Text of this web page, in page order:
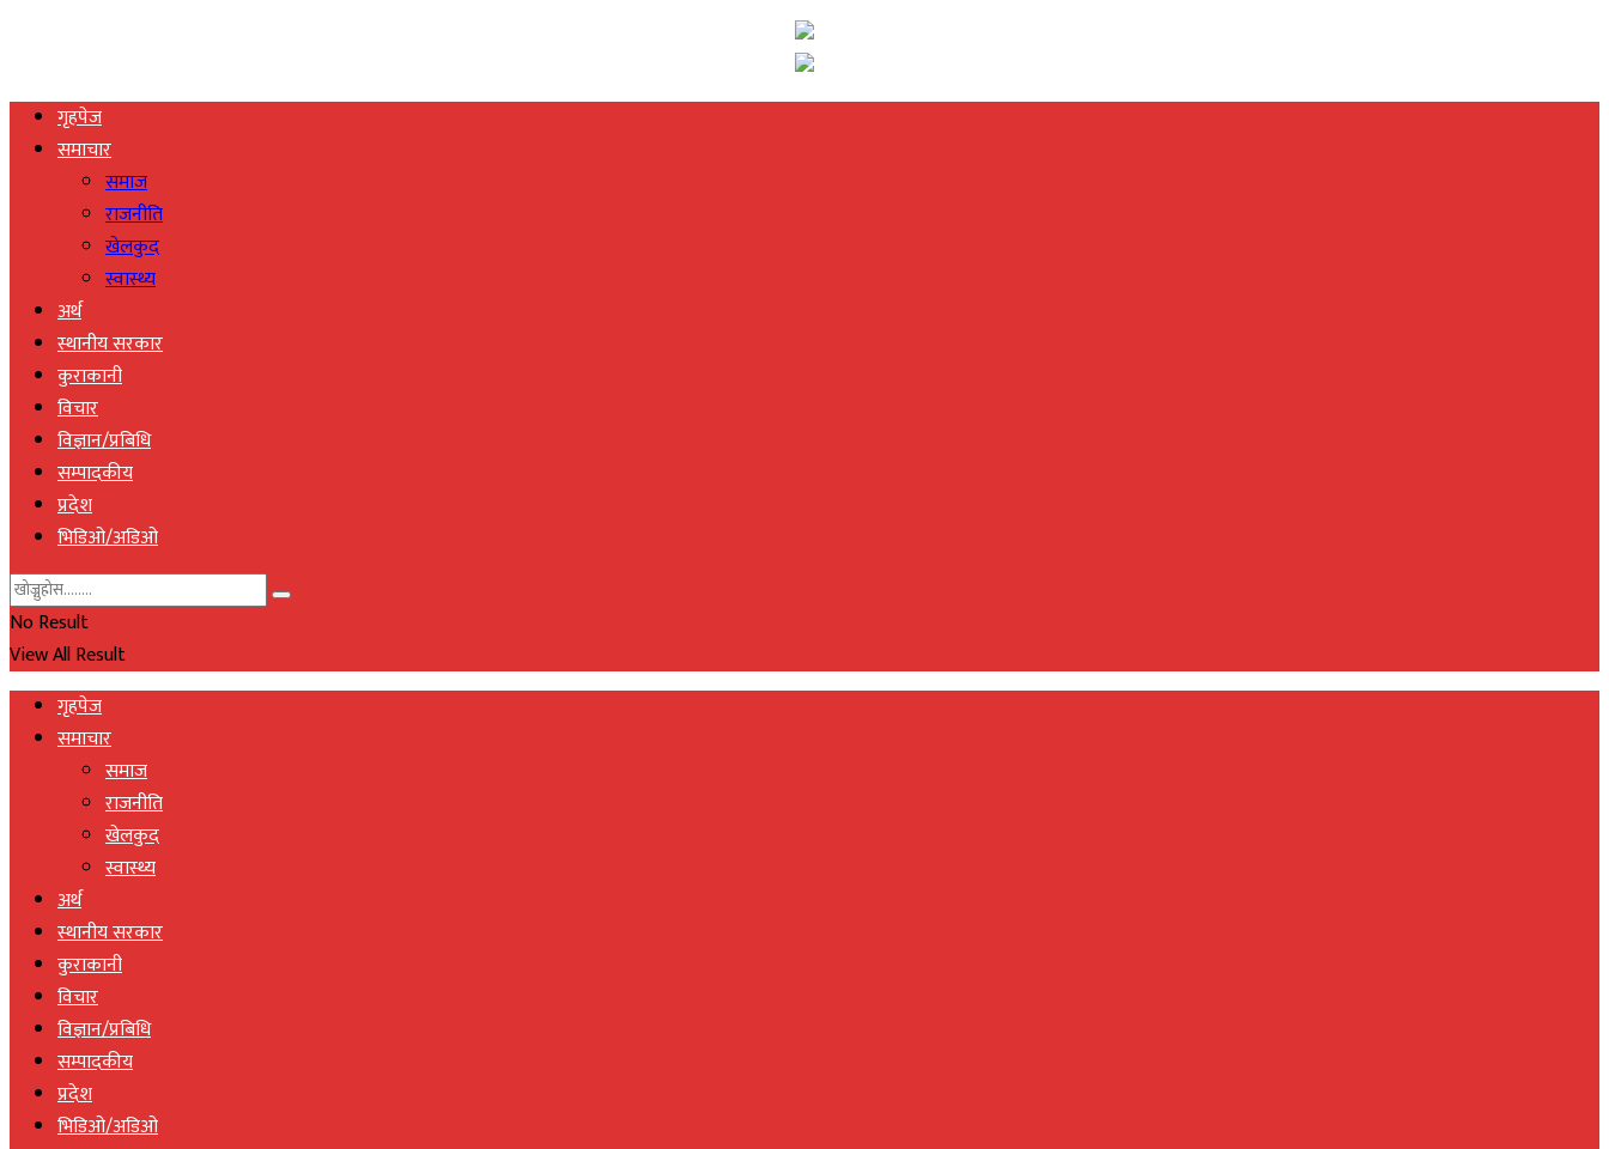
गृहपेज
समाचार
समाज
राजनीति
खेलकुद
स्वास्थ्य
अर्थ
स्थानीय सरकार
कुराकानी
विचार
विज्ञान/प्रबिधि
सम्पादकीय
प्रदेश
भिडिओ/अडिओ
No Result
View All Result
गृहपेज
समाचार
समाज
राजनीति
खेलकुद
स्वास्थ्य
अर्थ
स्थानीय सरकार
कुराकानी
विचार
विज्ञान/प्रबिधि
सम्पादकीय
प्रदेश
भिडिओ/अडिओ